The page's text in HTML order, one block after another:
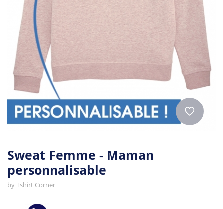
Sweat Femme - Maman
personnalisable
byTshirt Corner